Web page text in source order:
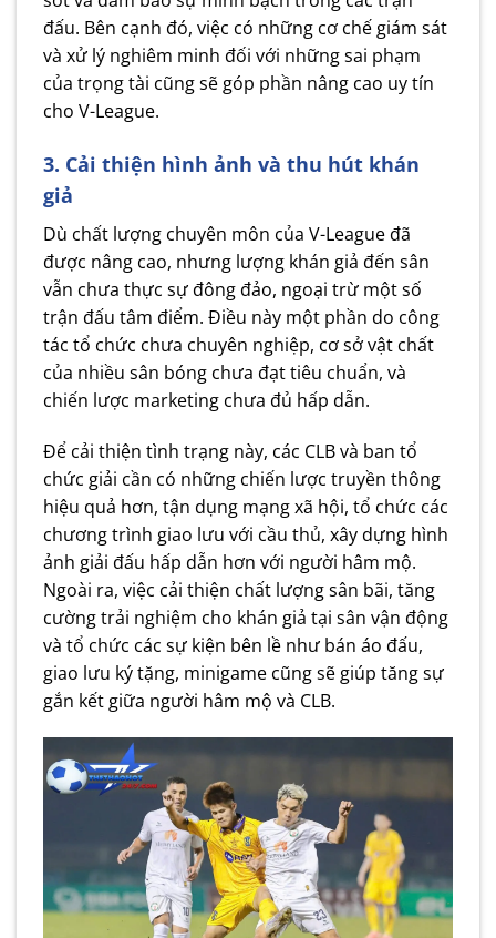
đấu. Bên cạnh đó, việc có những cơ chế giám sát
và xử lý nghiêm minh đối với những sai phạm
của trọng tài cũng sẽ góp phần nâng cao uy tín
cho V-League.
3. Cải thiện hình ảnh và thu hút khán
giả
Dù chất lượng chuyên môn của V-League đã
được nâng cao, nhưng lượng khán giả đến sân
vẫn chưa thực sự đông đảo, ngoại trừ một số
trận đấu tâm điểm. Điều này một phần do công
tác tổ chức chưa chuyên nghiệp, cơ sở vật chất
của nhiều sân bóng chưa đạt tiêu chuẩn, và
chiến lược marketing chưa đủ hấp dẫn.
Để cải thiện tình trạng này, các CLB và ban tổ
chức giải cần có những chiến lược truyền thông
hiệu quả hơn, tận dụng mạng xã hội, tổ chức các
chương trình giao lưu với cầu thủ, xây dựng hình
ảnh giải đấu hấp dẫn hơn với người hâm mộ.
Ngoài ra, việc cải thiện chất lượng sân bãi, tăng
cường trải nghiệm cho khán giả tại sân vận động
và tổ chức các sự kiện bên lề như bán áo đấu,
giao lưu ký tặng, minigame cũng sẽ giúp tăng sự
gắn kết giữa người hâm mộ và CLB.